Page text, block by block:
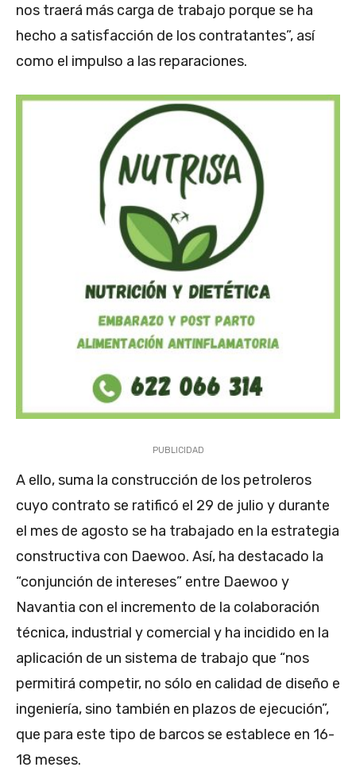
nos traerá más carga de trabajo porque se ha
hecho a satisfacción de los contratantes”, así
como el impulso a las reparaciones.
PUBLICIDAD
A ello, suma la construcción de los petroleros
cuyo contrato se ratificó el 29 de julio y durante
el mes de agosto se ha trabajado en la estrategia
constructiva con Daewoo. Así, ha destacado la
“conjunción de intereses” entre Daewoo y
Navantia con el incremento de la colaboración
técnica, industrial y comercial y ha incidido en la
aplicación de un sistema de trabajo que “nos
permitirá competir, no sólo en calidad de diseño e
ingeniería, sino también en plazos de ejecución”,
que para este tipo de barcos se establece en 16-
18 meses.